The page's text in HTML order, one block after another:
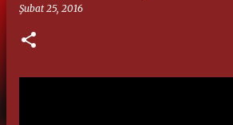
Şubat 25, 2016